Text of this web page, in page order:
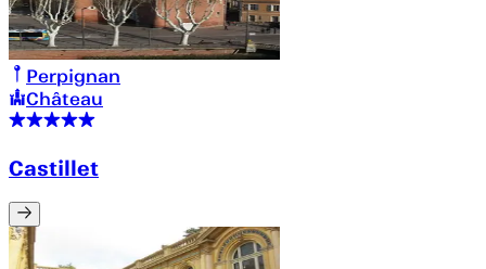
Perpignan
Château
Castillet